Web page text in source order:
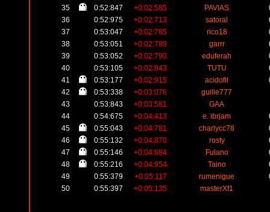
35
0:52:847 +0:02:585 PAVIAS
36
0:52:975 +0:02:713 satoral
37
0:53:047 +0:02:785 rico18
38
0:53:051 +0:02:789 garrr
39
0:53:052 +0:02:790 eduferah
40
0:53:105 +0:02:843 TUTU
41
0:53:177 +0:02:915 acidofil
42
0:53:338 +0:03:076
guille777
43
0:53:843 +0:03:581
GAA
44
0:54:675 +0:04:413 e. ibrjam
45
0:55:043 +0:04:781 charlycc78
46
0:55:132 +0:04:870 rosty
47
0:55:146 +0:04:884 Fulano
48
0:55:216 +0:04:954 Taino
49
0:55:379 +0:05:117 rumenigue
50
0:55:397 +0:05:135 masterXf1